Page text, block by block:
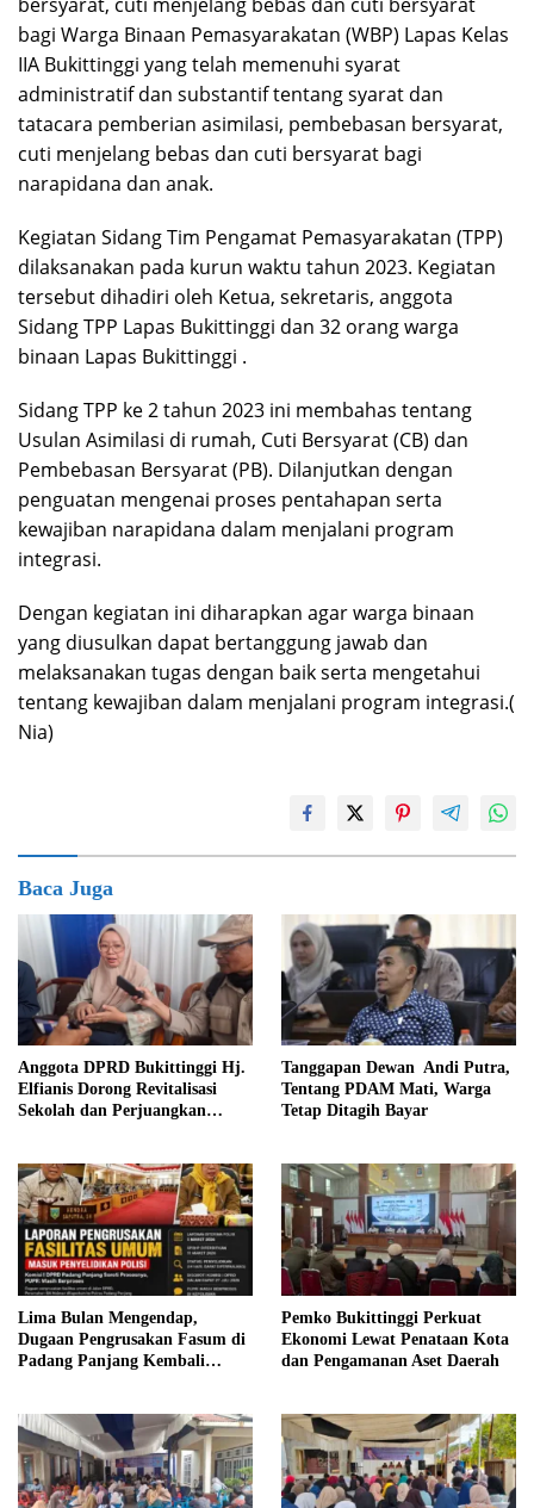
bagi Warga Binaan Pemasyarakatan (WBP) Lapas Kelas
IIA Bukittinggi yang telah memenuhi syarat
administratif dan substantif tentang syarat dan
tatacara pemberian asimilasi, pembebasan bersyarat,
cuti menjelang bebas dan cuti bersyarat bagi
narapidana dan anak.
Kegiatan Sidang Tim Pengamat Pemasyarakatan (TPP)
dilaksanakan pada kurun waktu tahun 2023. Kegiatan
tersebut dihadiri oleh Ketua, sekretaris, anggota
Sidang TPP Lapas Bukittinggi dan 32 orang warga
binaan Lapas Bukittinggi .
Sidang TPP ke 2 tahun 2023 ini membahas tentang
Usulan Asimilasi di rumah, Cuti Bersyarat (CB) dan
Pembebasan Bersyarat (PB). Dilanjutkan dengan
penguatan mengenai proses pentahapan serta
kewajiban narapidana dalam menjalani program
integrasi.
Dengan kegiatan ini diharapkan agar warga binaan
yang diusulkan dapat bertanggung jawab dan
melaksanakan tugas dengan baik serta mengetahui
tentang kewajiban dalam menjalani program integrasi.(
Nia)
Baca Juga
Anggota DPRD Bukittinggi Hj.
Elfianis Dorong Revitalisasi
Sekolah dan Perjuangkan
Tanggapan Dewan Andi Putra,
Tentang PDAM Mati, Warga
Tetap Ditagih Bayar
Lima Bulan Mengendap,
Dugaan Pengrusakan Fasum di
Padang Panjang Kembali
Pemko Bukittinggi Perkuat
Ekonomi Lewat Penataan Kota
dan Pengamanan Aset Daerah